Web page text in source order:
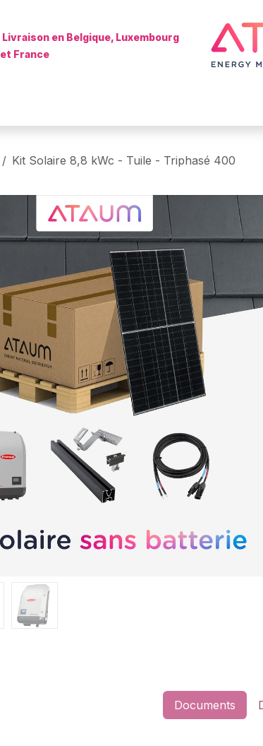
Livraison en Belgique, Luxembourg
et France
Kit Solaire 8,8 kWc - Tuile - Triphasé 400
Documents